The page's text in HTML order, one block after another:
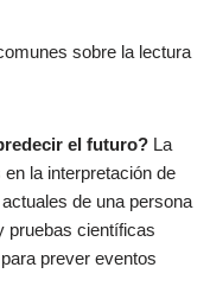
sobre la lectura
el futuro? La
la interpretación de
de una persona
pruebas científicas
prever eventos